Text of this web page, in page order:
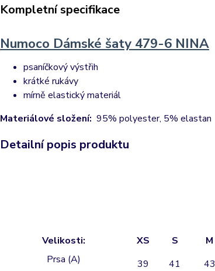
Kompletní specifikace
Numoco Dámské šaty 479-6 NINA
psaníčkový výstřih
krátké rukávy
mírně elastický materiál
Materiálové složení: 95% polyester, 5% elastan
Detailní popis produktu
Velikosti: XS S M
Prsa (A)
39 41 43